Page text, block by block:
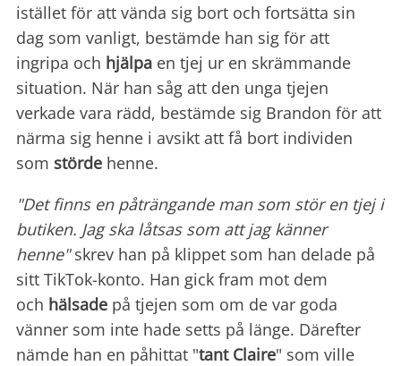
istället för att vända sig bort och fortsätta sin
dag som vanligt, bestämde han sig för att
ingripa och hjälpa en tjej ur en skrämmande
situation. När han såg att den unga tjejen
verkade vara rädd, bestämde sig Brandon för att
närma sig henne i avsikt att få bort individen
som störde henne.
"Det finns en påträngande man som stör en tjej i
butiken. Jag ska låtsas som att jag känner
henne"skrev han på klippet som han delade på
sitt TikTok-konto. Han gick fram mot dem
och hälsade på tjejen som om de var goda
vänner som inte hade setts på länge. Därefter
nämde han en påhittat "tant Claire" som ville